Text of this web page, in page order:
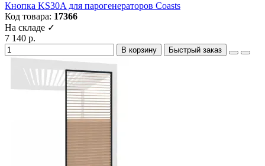
Кнопка KS30A для парогенераторов Coasts
Код товара: 17366
На складе ✓
7 140 р.
В корзину Быстрый заказ